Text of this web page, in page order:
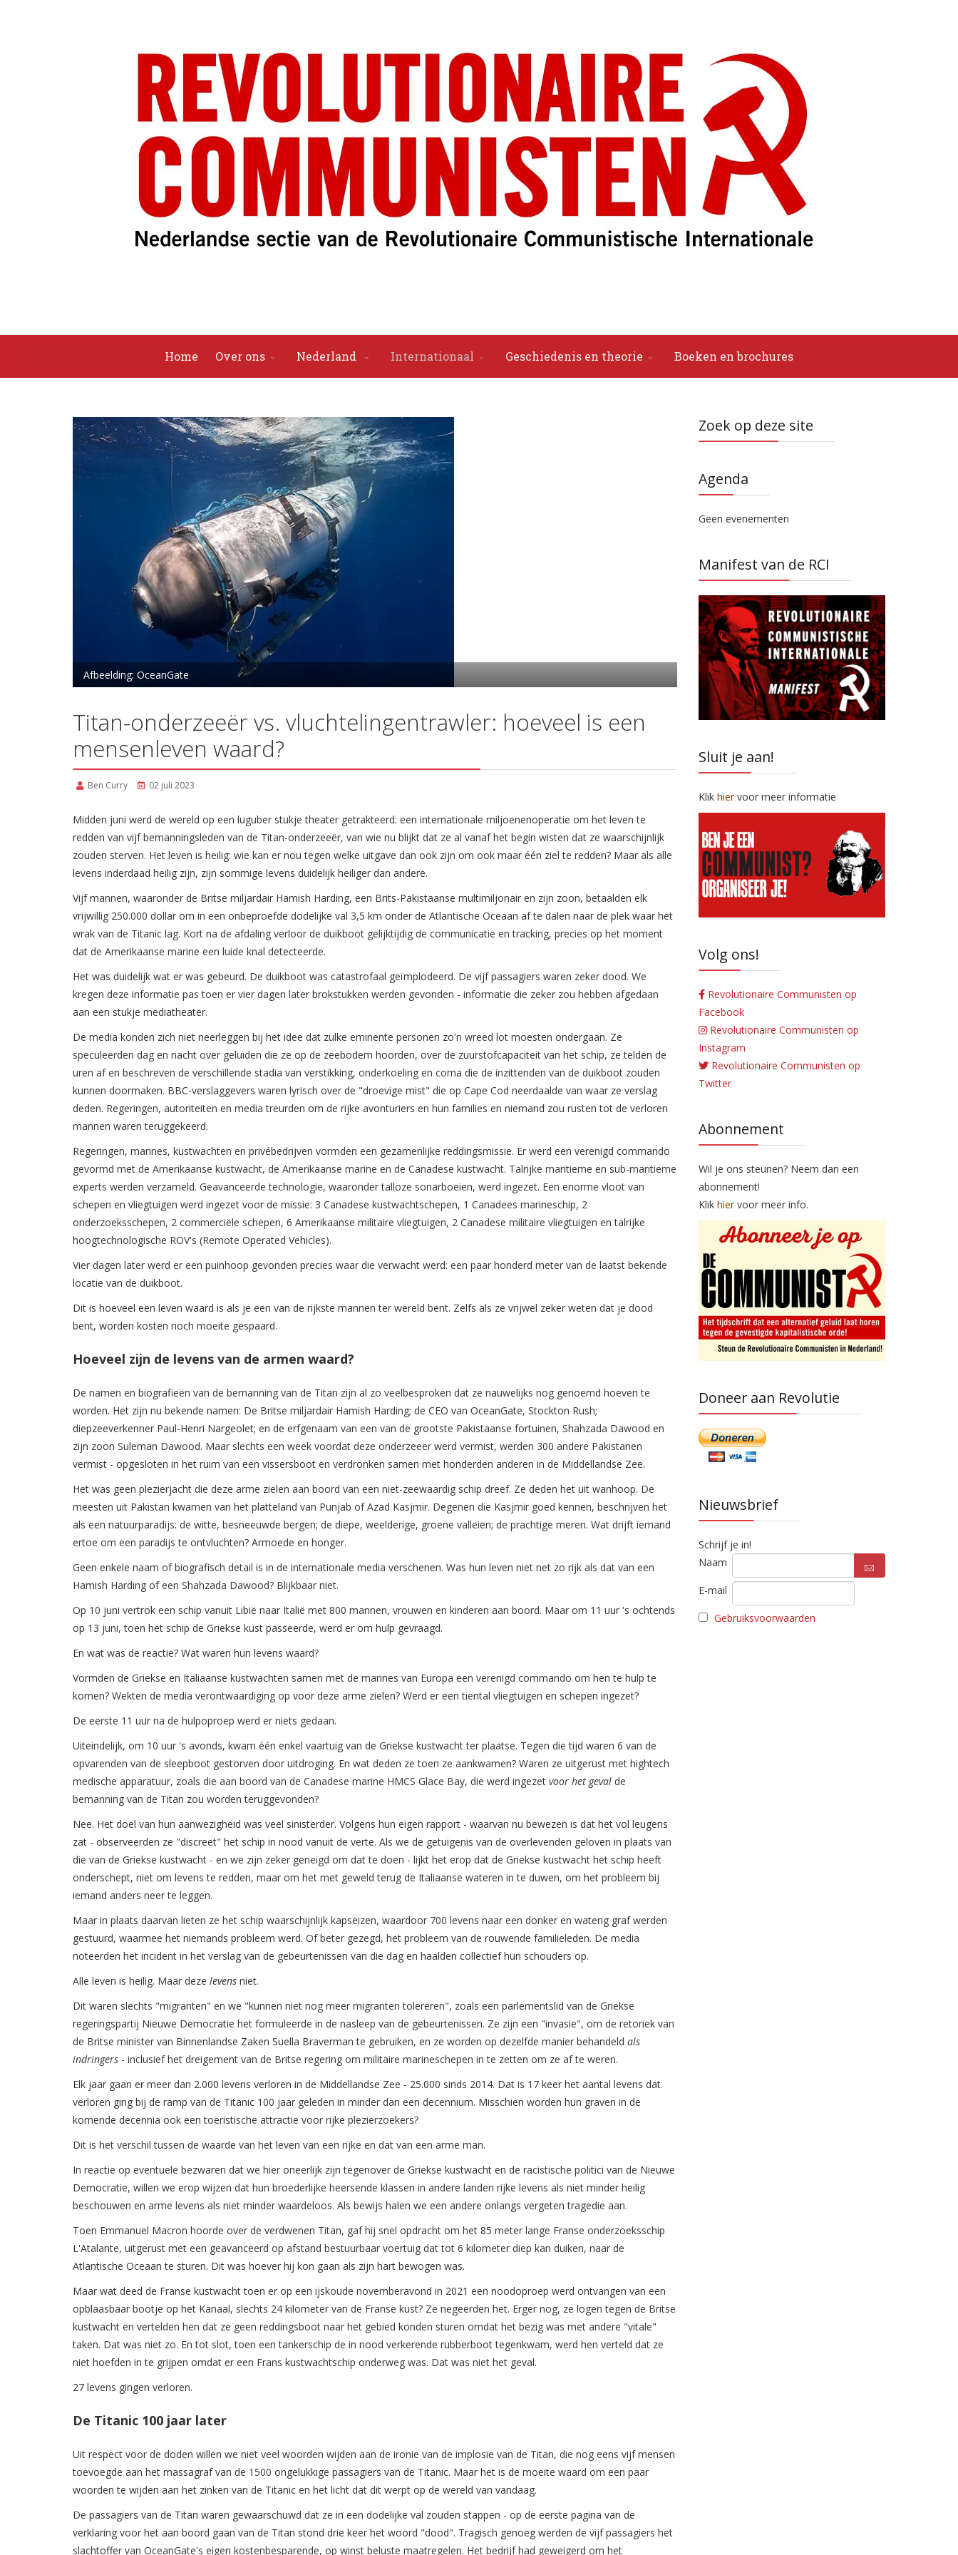
Home Over ons Nederland Internationaal Geschiedenis en theorie Boeken en brochures
Afbeelding: OceanGate
Titan-onderzeeër vs. vluchtelingentrawler: hoeveel is een
mensenleven waard?
Ben Curry 02 juli 2023
Midden juni werd de wereld op een luguber stukje theater getrakteerd: een internationale miljoenenoperatie om het leven te
redden van vijf bemanningsleden van de Titan-onderzeeër, van wie nu blijkt dat ze al vanaf het begin wisten dat ze waarschijnlijk
zouden sterven. Het leven is heilig: wie kan er nou tegen welke uitgave dan ook zijn om ook maar één ziel te redden? Maar als alle
levens inderdaad heilig zijn, zijn sommige levens duidelijk heiliger dan andere.
Vijf mannen, waaronder de Britse miljardair Hamish Harding, een Brits-Pakistaanse multimiljonair en zijn zoon, betaalden elk
vrijwillig 250.000 dollar om in een onbeproefde dodelijke val 3,5 km onder de Atlantische Oceaan af te dalen naar de plek waar het
wrak van de Titanic lag. Kort na de afdaling verloor de duikboot gelijktijdig de communicatie en tracking, precies op het moment
dat de Amerikaanse marine een luide knal detecteerde.
Het was duidelijk wat er was gebeurd. De duikboot was catastrofaal geïmplodeerd. De vijf passagiers waren zeker dood. We
kregen deze informatie pas toen er vier dagen later brokstukken werden gevonden - informatie die zeker zou hebben afgedaan
aan een stukje mediatheater.
De media konden zich niet neerleggen bij het idee dat zulke eminente personen zo'n wreed lot moesten ondergaan. Ze
speculeerden dag en nacht over geluiden die ze op de zeebodem hoorden, over de zuurstofcapaciteit van het schip, ze telden de
uren af en beschreven de verschillende stadia van verstikking, onderkoeling en coma die de inzittenden van de duikboot zouden
kunnen doormaken. BBC-verslaggevers waren lyrisch over de "droevige mist" die op Cape Cod neerdaalde van waar ze verslag
deden. Regeringen, autoriteiten en media treurden om de rijke avonturiers en hun families en niemand zou rusten tot de verloren
mannen waren teruggekeerd.
Regeringen, marines, kustwachten en privébedrijven vormden een gezamenlijke reddingsmissie. Er werd een verenigd commando
gevormd met de Amerikaanse kustwacht, de Amerikaanse marine en de Canadese kustwacht. Talrijke maritieme en sub-maritieme
experts werden verzameld. Geavanceerde technologie, waaronder talloze sonarboeien, werd ingezet. Een enorme vloot van
schepen en vliegtuigen werd ingezet voor de missie: 3 Canadese kustwachtschepen, 1 Canadees marineschip, 2
onderzoeksschepen, 2 commerciële schepen, 6 Amerikaanse militaire vliegtuigen, 2 Canadese militaire vliegtuigen en talrijke
hoogtechnologische ROV's (Remote Operated Vehicles).
Vier dagen later werd er een puinhoop gevonden precies waar die verwacht werd: een paar honderd meter van de laatst bekende
locatie van de duikboot.
Dit is hoeveel een leven waard is als je een van de rijkste mannen ter wereld bent. Zelfs als ze vrijwel zeker weten dat je dood
bent, worden kosten noch moeite gespaard.
Hoeveel zijn de levens van de armen waard?
De namen en biografieën van de bemanning van de Titan zijn al zo veelbesproken dat ze nauwelijks nog genoemd hoeven te
worden. Het zijn nu bekende namen: De Britse miljardair Hamish Harding; de CEO van OceanGate, Stockton Rush;
diepzeeverkenner Paul-Henri Nargeolet; en de erfgenaam van een van de grootste Pakistaanse fortuinen, Shahzada Dawood en
zijn zoon Suleman Dawood. Maar slechts een week voordat deze onderzeeër werd vermist, werden 300 andere Pakistanen
vermist - opgesloten in het ruim van een vissersboot en verdronken samen met honderden anderen in de Middellandse Zee.
Het was geen plezierjacht die deze arme zielen aan boord van een niet-zeewaardig schip dreef. Ze deden het uit wanhoop. De
meesten uit Pakistan kwamen van het platteland van Punjab of Azad Kasjmir. Degenen die Kasjmir goed kennen, beschrijven het
als een natuurparadijs: de witte, besneeuwde bergen; de diepe, weelderige, groene valleien; de prachtige meren. Wat drijft iemand
ertoe om een paradijs te ontvluchten? Armoede en honger.
Geen enkele naam of biografisch detail is in de internationale media verschenen. Was hun leven niet net zo rijk als dat van een
Hamish Harding of een Shahzada Dawood? Blijkbaar niet.
Op 10 juni vertrok een schip vanuit Libië naar Italië met 800 mannen, vrouwen en kinderen aan boord. Maar om 11 uur 's ochtends
op 13 juni, toen het schip de Griekse kust passeerde, werd er om hulp gevraagd.
En wat was de reactie? Wat waren hun levens waard?
Vormden de Griekse en Italiaanse kustwachten samen met de marines van Europa een verenigd commando om hen te hulp te
komen? Wekten de media verontwaardiging op voor deze arme zielen? Werd er een tiental vliegtuigen en schepen ingezet?
De eerste 11 uur na de hulpoproep werd er niets gedaan.
Uiteindelijk, om 10 uur 's avonds, kwam één enkel vaartuig van de Griekse kustwacht ter plaatse. Tegen die tijd waren 6 van de
opvarenden van de sleepboot gestorven door uitdroging. En wat deden ze toen ze aankwamen? Waren ze uitgerust met hightech
medische apparatuur, zoals die aan boord van de Canadese marine HMCS Glace Bay, die werd ingezet voor het geval de
bemanning van de Titan zou worden teruggevonden?
Nee. Het doel van hun aanwezigheid was veel sinisterder. Volgens hun eigen rapport - waarvan nu bewezen is dat het vol leugens
zat - observeerden ze "discreet" het schip in nood vanuit de verte. Als we de getuigenis van de overlevenden geloven in plaats van
die van de Griekse kustwacht - en we zijn zeker geneigd om dat te doen - lijkt het erop dat de Griekse kustwacht het schip heeft
onderschept, niet om levens te redden, maar om het met geweld terug de Italiaanse wateren in te duwen, om het probleem bij
iemand anders neer te leggen.
Maar in plaats daarvan lieten ze het schip waarschijnlijk kapseizen, waardoor 700 levens naar een donker en waterig graf werden
gestuurd, waarmee het niemands probleem werd. Of beter gezegd, het probleem van de rouwende familieleden. De media
noteerden het incident in het verslag van de gebeurtenissen van die dag en haalden collectief hun schouders op.
Alle leven is heilig. Maar deze levens niet.
Dit waren slechts "migranten" en we "kunnen niet nog meer migranten tolereren", zoals een parlementslid van de Griekse
regeringspartij Nieuwe Democratie het formuleerde in de nasleep van de gebeurtenissen. Ze zijn een "invasie", om de retoriek van
de Britse minister van Binnenlandse Zaken Suella Braverman te gebruiken, en ze worden op dezelfde manier behandeld als
indringers - inclusief het dreigement van de Britse regering om militaire marineschepen in te zetten om ze af te weren.
Elk jaar gaan er meer dan 2.000 levens verloren in de Middellandse Zee - 25.000 sinds 2014. Dat is 17 keer het aantal levens dat
verloren ging bij de ramp van de Titanic 100 jaar geleden in minder dan een decennium. Misschien worden hun graven in de
komende decennia ook een toeristische attractie voor rijke plezierzoekers?
Dit is het verschil tussen de waarde van het leven van een rijke en dat van een arme man.
In reactie op eventuele bezwaren dat we hier oneerlijk zijn tegenover de Griekse kustwacht en de racistische politici van de Nieuwe
Democratie, willen we erop wijzen dat hun broederlijke heersende klassen in andere landen rijke levens als niet minder heilig
beschouwen en arme levens als niet minder waardeloos. Als bewijs halen we een andere onlangs vergeten tragedie aan.
Toen Emmanuel Macron hoorde over de verdwenen Titan, gaf hij snel opdracht om het 85 meter lange Franse onderzoeksschip
L'Atalante, uitgerust met een geavanceerd op afstand bestuurbaar voertuig dat tot 6 kilometer diep kan duiken, naar de
Atlantische Oceaan te sturen. Dit was hoever hij kon gaan als zijn hart bewogen was.
Maar wat deed de Franse kustwacht toen er op een ijskoude novemberavond in 2021 een noodoproep werd ontvangen van een
opblaasbaar bootje op het Kanaal, slechts 24 kilometer van de Franse kust? Ze negeerden het. Erger nog, ze logen tegen de Britse
kustwacht en vertelden hen dat ze geen reddingsboot naar het gebied konden sturen omdat het bezig was met andere "vitale"
taken. Dat was niet zo. En tot slot, toen een tankerschip de in nood verkerende rubberboot tegenkwam, werd hen verteld dat ze
niet hoefden in te grijpen omdat er een Frans kustwachtschip onderweg was. Dat was niet het geval.
27 levens gingen verloren.
De Titanic 100 jaar later
Uit respect voor de doden willen we niet veel woorden wijden aan de ironie van de implosie van de Titan, die nog eens vijf mensen
toevoegde aan het massagraf van de 1500 ongelukkige passagiers van de Titanic. Maar het is de moeite waard om een paar
woorden te wijden aan het zinken van de Titanic en het licht dat dit werpt op de wereld van vandaag.
De passagiers van de Titan waren gewaarschuwd dat ze in een dodelijke val zouden stappen - op de eerste pagina van de
verklaring voor het aan boord gaan van de Titan stond drie keer het woord "dood". Tragisch genoeg werden de vijf passagiers het
slachtoffer van OceanGate's eigen kostenbesparende, op winst beluste maatregelen. Het bedrijf had geweigerd om het
Zoek op deze site
Agenda
Geen evenementen
Manifest van de RCI
Sluit je aan!
Klik hiervoor meer informatie
Volg ons!
Revolutionaire Communisten op
Facebook
Revolutionaire Communisten op
Instagram
Revolutionaire Communisten op
Twitter
Abonnement
Wil je ons steunen? Neem dan een
abonnement!
Klik hiervoor meer info.
Doneer aan Revolutie
Nieuwsbrief
Schrijf je in!
Naam
E-mail
Gebruiksvoorwaarden